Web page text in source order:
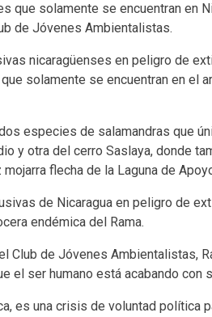
que solamente se encuentran en
de Jóvenes Ambientalistas.
nicaragüenses en peligro de
solamente se encuentran en el
especies de salamandras que
y otra del cerro Saslaya, donde
flecha de la Laguna de
de Nicaragua en peligro de
endémica del Rama.
Club de Jóvenes Ambientalistas,
el ser humano está acabando con
es una crisis de voluntad política